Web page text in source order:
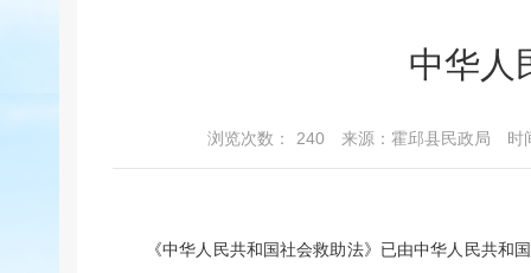
中华人
浏览次数： 240 来源：霍邱县民政局 时
《中华人民共和国社会救助法》已由中华人民共和